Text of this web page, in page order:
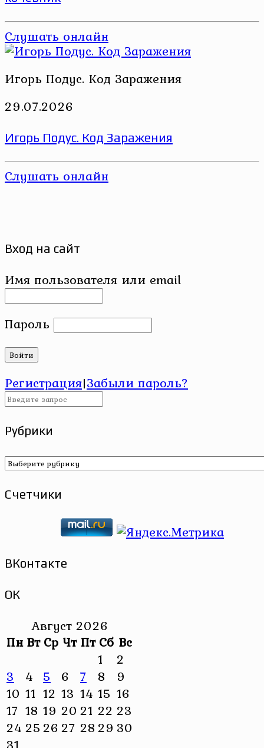
Слушать онлайн
Игорь Подус. Код Заражения
29.07.2026
Игорь Подус. Код Заражения
Слушать онлайн
Вход на сайт
Имя пользователя или email
Пароль
Регистрация|Забыли пароль?
Рубрики
Рубрики
Счетчики
ВКонтакте
ОК
Август 2026
Пн Вт Ср Чт Пт Сб Вс
1
2
3
4 5 6 7 8
9
10 11 12 13 14 15 16
17 18 19 20 21 22 23
24 2526 27 2829 30